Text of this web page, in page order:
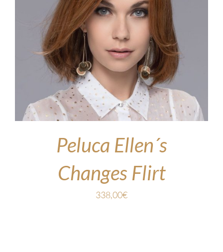
Peluca Ellen´s
Changes Flirt
338,00€